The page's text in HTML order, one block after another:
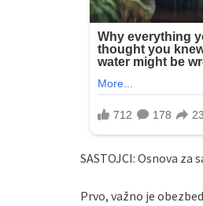
SASTOJCI: Osnova za
Prvo, važno je